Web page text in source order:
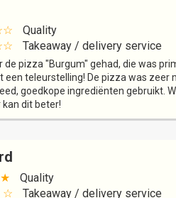
Quality
Takeaway / delivery service
de pizza "Burgum" gehad, die was
een teleurstelling! De pizza was zeer
goedkope ingrediënten gebruikt.
kan dit beter!
Quality
☆
Takeaway / delivery service